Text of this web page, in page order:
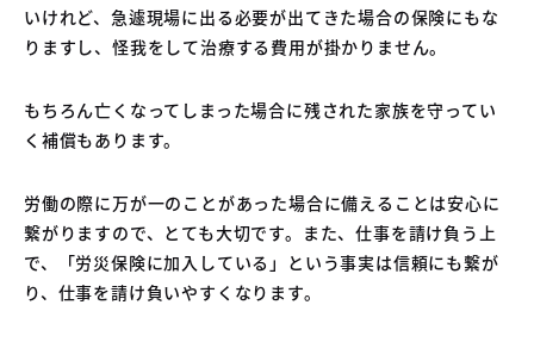
いけれど、急遽現場に出る必要が出てきた場合の保険にもな
りますし、怪我をして治療する費用が掛かりません。
もちろん亡くなってしまった場合に残された家族を守ってい
く補償もあります。
労働の際に万が一のことがあった場合に備えることは安心に
繋がりますので、とても大切です。また、仕事を請け負う上
で、「労災保険に加入している」という事実は信頼にも繋が
り、仕事を請け負いやすくなります。